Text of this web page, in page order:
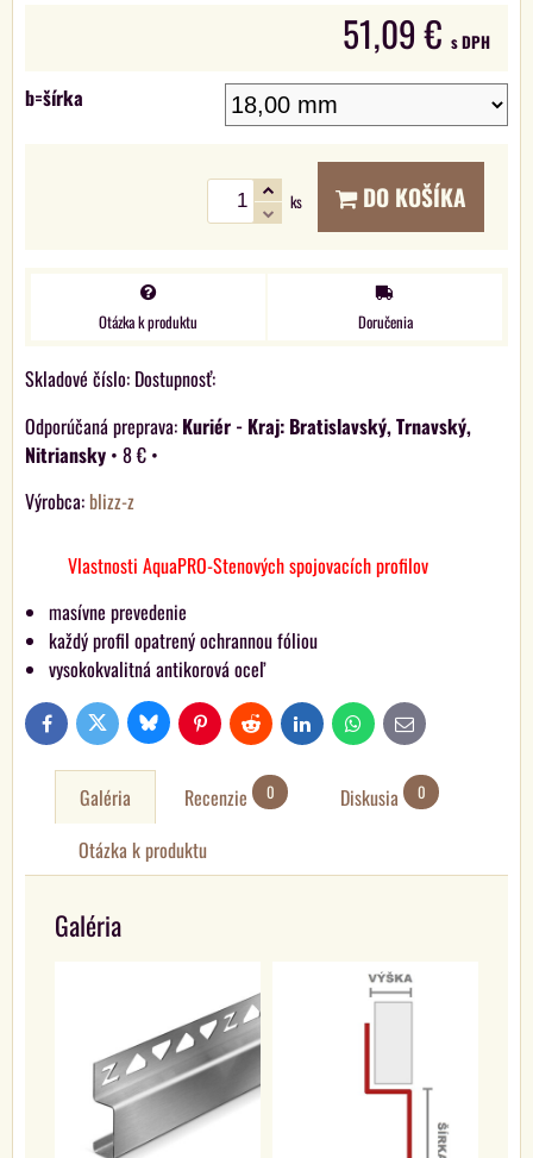
51,09 € s DPH
b=šírka
ks DO KOŠÍKA
Otázka k produktu Doručenia
Skladové číslo: Dostupnosť:
Kuriér - Kraj: Bratislavský, Trnavský,
Nitriansky • 8 € •
Výrobca: blizz-z
Vlastnosti AquaPRO-Stenových spojovacích profilov
masívne prevedenie
každý profil opatrený ochrannou fóliou
vysokokvalitná antikorová oceľ
FacebookTwitter Bluesky PinterestReddit LinkedIn WhatsAppE-
mail
Galéria Recenzie 0 Diskusia 0
Otázka k produktu
Galéria